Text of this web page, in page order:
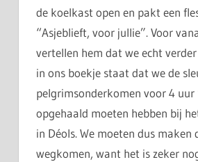
de koelkast open en pakt een
“Asjeblieft, voor jullie”. Voor
vertellen hem dat we echt
in ons boekje staat dat we de
pelgrimsonderkomen voor 4 uur
opgehaald moeten hebben bij
in Déols. We moeten dus maken
wegkomen, want het is zeker